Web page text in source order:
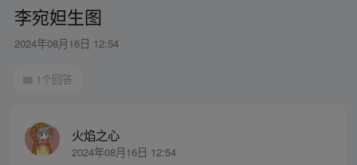
李宛妲生图
2024年08月16日 12:54
1个回答
火焰之心
2024年08月16日 12:54